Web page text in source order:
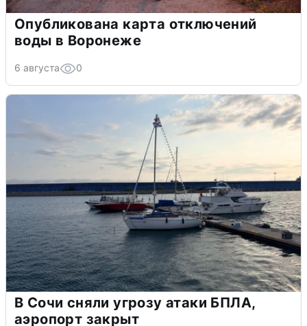
Опубликована карта отключений
воды в Воронеже
6 августа 0
В Сочи сняли угрозу атаки БПЛА,
аэропорт закрыт